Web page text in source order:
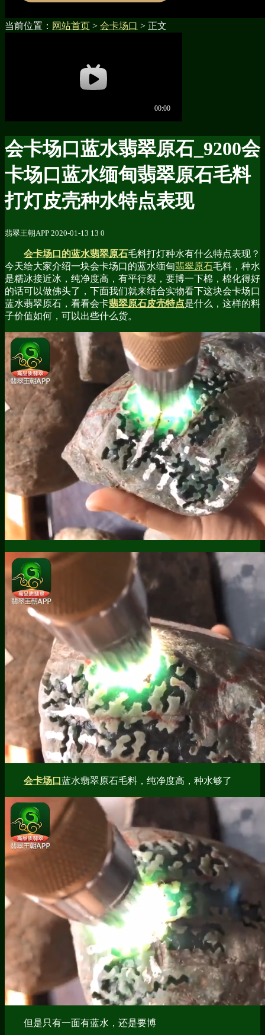
当前位置： 网站首页 > 会卡场口 > 正文
会卡场口蓝水翡翠原石_9200会
卡场口蓝水缅甸翡翠原石毛料
打灯皮壳种水特点表现
翡翠王朝APP 2020-01-13 13 0
会卡场口的蓝水翡翠原石毛料打灯种水有什么特点表现？
今天给大家介绍一块会卡场口的蓝水缅甸翡翠原石毛料，种水
是糯冰接近冰，纯净度高，有平行裂，要博一下棉，棉化得好
的话可以做佛头了，下面我们就来结合实物看下这块会卡场口
蓝水翡翠原石，看看会卡翡翠原石皮壳特点是什么，这样的料
子价值如何，可以出些什么货。
会卡场口 蓝水翡翠原石毛料，纯净度高，种水够了
但是只有一面有蓝水，还是要博